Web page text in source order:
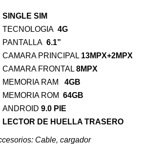
SINGLE SIM
TECNOLOGIA4G
PANTALLA6.1”
CAMARA PRINCIPAL 13MPX+2MPX
CAMARA FRONTAL8MPX
MEMORIA RAM
4GB
MEMORIA ROM 64GB
ANDROID9.0 PIE
LECTOR DE HUELLA TRASERO
Cable, cargador